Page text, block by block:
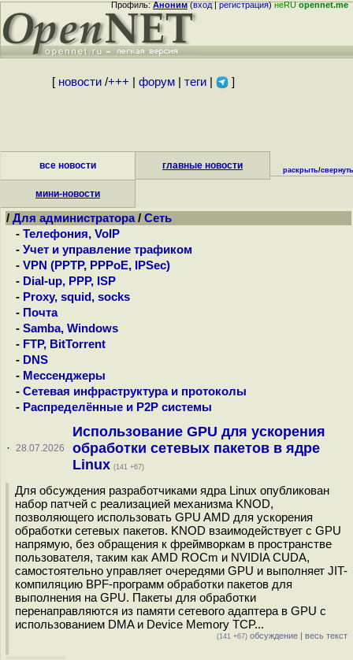
Профиль:Аноним(вход|регистрация)неRUopennet.me
[ новости/+++ форум| теги| ]
все новости главные новости
мини-новости
раскрыть/свернуть
/ Для администратора/ Сеть
- Телефония, VoIP
- Учет и управление трафиком
- VPN (PPTP, PPPoE, IPSec)
- Dial-up, PPP, ISP
- Proxy, squid, socks
- Почта
- Samba, Windows
- FTP, BitTorrent
- DNS
- Мессенджеры
- Сетевая инфраструктура и протоколы
- Распределённые и P2P системы
· 28.07.2026
Использование GPU для ускорения
обработки сетевых пакетов в ядре
Linux (141 +67)
Для обсуждения разработчиками ядра Linux опубликован
набор патчей c реализацией механизма KNOD,
позволяющего использовать GPU AMD для ускорения
обработки сетевых пакетов. KNOD взаимодействует с GPU
напрямую, без обращения к фреймворкам в пространстве
пользователя, таким как AMD ROCm и NVIDIA CUDA,
самостоятельно управляет очередями GPU и выполняет JIT-
компиляцию BPF-программ обработки пакетов для
выполнения на GPU. Пакеты для обработки
перенаправляются из памяти сетевого адаптера в GPU с
использованием DMA и Device Memory TCP...
(141 +67) обсуждение | весь текст